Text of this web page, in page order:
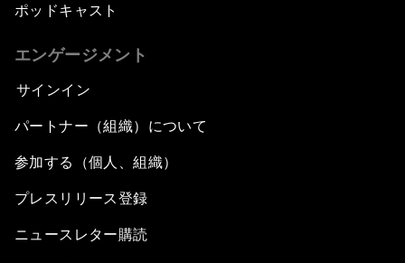
ポッドキャスト
エンゲージメント
サインイン
パートナー（組織）について
参加する（個人、組織）
プレスリリース登録
ニュースレター購読